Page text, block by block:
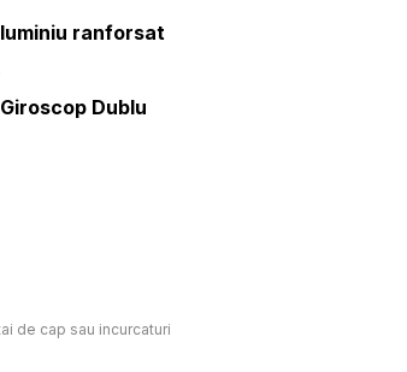
ranforsat
Dublu
de cap sau incurcaturi